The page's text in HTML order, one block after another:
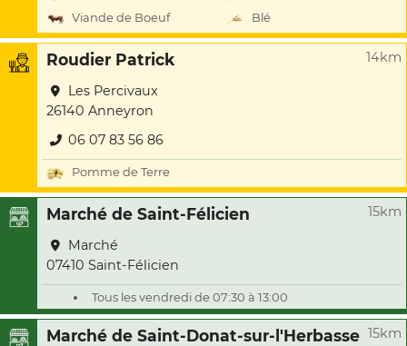
Viande de Boeuf Blé
Roudier Patrick 14km
Les Percivaux
26140 Anneyron
06 07 83 56 86
Pomme de Terre
Marché de Saint-Félicien 15km
Marché
07410 Saint-Félicien
Tous les vendredi de 07:30 à 13:00
Marché de Saint-Donat-sur-l'Herbasse 15km